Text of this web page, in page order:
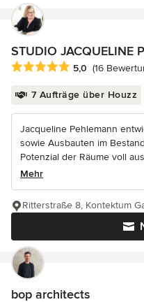
STUDIO JACQUELINE
Durchschnittliche
5,0 (16
7 Aufträge über Houzz
Jacqueline Pehlemann
sowie Ausbauten im
Potenzial der Räume voll
Mehr
Ritterstraße 8, Kontektum
bop architects